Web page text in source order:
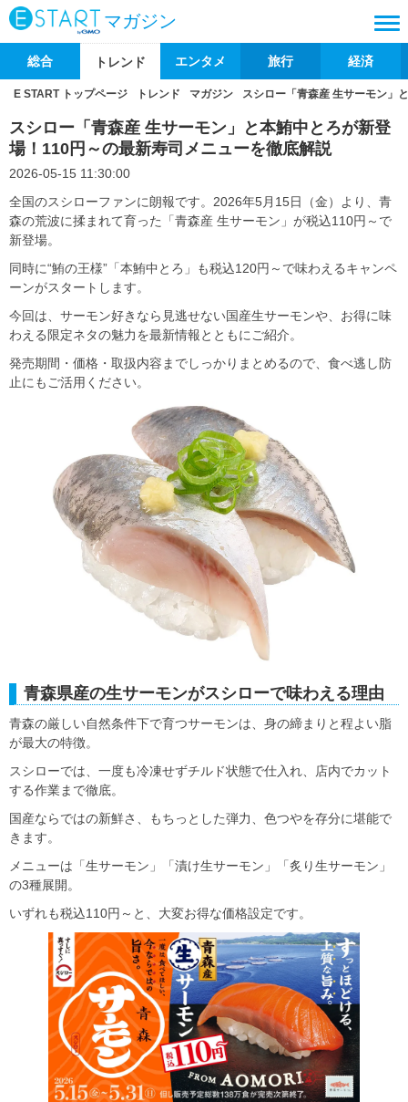
マガジン
総合 トレンド エンタメ 旅行 経済
E START トップページ トレンド マガジン スシロー「青森産 生サーモン」
スシロー「青森産 生サーモン」と本鮪中とろが新登
場！110円～の最新寿司メニューを徹底解説
2026-05-15 11:30:00
全国のスシローファンに朗報です。2026年5月15日（金）より、青
森の荒波に揉まれて育った「青森産 生サーモン」が税込110円～で
新登場。
同時に“鮪の王様”「本鮪中とろ」も税込120円～で味わえるキャンペ
ーンがスタートします。
今回は、サーモン好きなら見逃せない国産生サーモンや、お得に味
わえる限定ネタの魅力を最新情報とともにご紹介。
発売期間・価格・取扱内容までしっかりまとめるので、食べ逃し防
止にもご活用ください。
青森県産の生サーモンがスシローで味わえる理由
青森の厳しい自然条件下で育つサーモンは、身の締まりと程よい脂
が最大の特徴。
スシローでは、一度も冷凍せずチルド状態で仕入れ、店内でカット
する作業まで徹底。
国産ならではの新鮮さ、もちっとした弾力、色つやを存分に堪能で
きます。
メニューは「生サーモン」「漬け生サーモン」「炙り生サーモン」
の3種展開。
いずれも税込110円～と、大変お得な価格設定です。